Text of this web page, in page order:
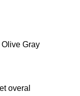
Gray
overal